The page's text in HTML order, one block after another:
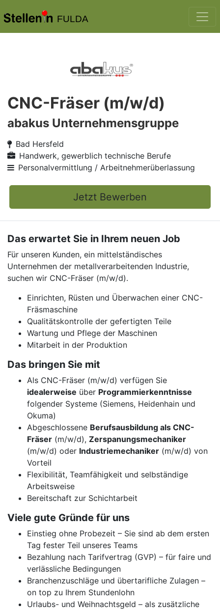
FULDA
CNC-Fräser (m/w/d)
abakus Unternehmensgruppe
Bad Hersfeld
Handwerk, gewerblich technische Berufe
Personalvermittlung / Arbeitnehmerüberlassung
Jetzt Bewerben
Das erwartet Sie in Ihrem neuen Job
Für unseren Kunden, ein mittelständisches
Unternehmen der metallverarbeitenden Industrie,
suchen wir CNC-Fräser (m/w/d).
Einrichten, Rüsten und Überwachen einer CNC-
Fräsmaschine
Qualitätskontrolle der gefertigten Teile
Wartung und Pflege der Maschinen
Mitarbeit in der Produktion
Das bringen Sie mit
Als CNC-Fräser (m/w/d) verfügen Sie
idealerweise über Programmierkenntnisse
folgender Systeme (Siemens, Heidenhain und
Okuma)
Abgeschlossene Berufsausbildung als CNC-
Fräser (m/w/d), Zerspanungsmechaniker
(m/w/d) oder Industriemechaniker (m/w/d) von
Vorteil
Flexibilität, Teamfähigkeit und selbständige
Arbeitsweise
Bereitschaft zur Schichtarbeit
Viele gute Gründe für uns
Einstieg ohne Probezeit – Sie sind ab dem ersten
Tag fester Teil unseres Teams
Bezahlung nach Tarifvertrag (GVP) – für faire und
verlässliche Bedingungen
Branchenzuschläge und übertarifliche Zulagen –
on top zu Ihrem Stundenlohn
Urlaubs- und Weihnachtsgeld – als zusätzliche